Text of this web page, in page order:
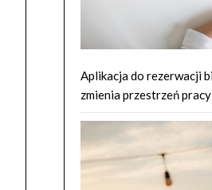
Aplikacja do rezerwacji
zmienia przestrzeń pracy